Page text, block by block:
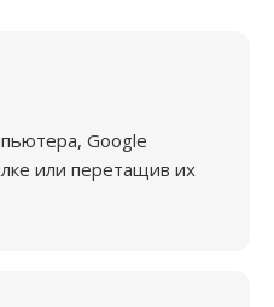
Google
или перетащив их